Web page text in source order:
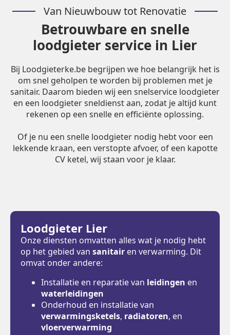
Van Nieuwbouw tot Renovatie
Betrouwbare en snelle
loodgieter service in Lier
Bij Loodgieterke.be begrijpen we hoe belangrijk het is
om snel geholpen te worden bij problemen met je
sanitair. Daarom bieden wij een snelservice loodgieter
en een loodgieter sneldienst aan, zodat je altijd kunt
rekenen op een snelle en efficiënte oplossing.
Of je nu een snelle loodgieter nodig hebt voor een
lekkende kraan, een verstopte afvoer, of een kapotte
CV ketel, wij staan voor je klaar.
Loodgieter Lier
Onze diensten omvatten alles wat je nodig hebt
op het gebied van sanitair en verwarming. Dit
omvat onder andere:
Installatie en reparatie van leidingen en
waterleidingen
Onderhoud en installatie van
verwarmingsketels, radiatoren, en
vloerverwarming